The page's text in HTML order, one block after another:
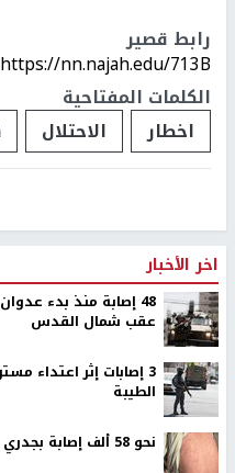
رابط قصير
https://nn.najah.edu/713B/
الكلمات المفتاحية
اخطار
الاحتلال
اخر الأخبار
48 إصابة منذ بدء
عقب شمال القدس
‏3 إصابات إثر اعتداء
الطيبة
نحو 58 ألف إصابة بجدري الماء في قطاع غزة منذ بداية العام